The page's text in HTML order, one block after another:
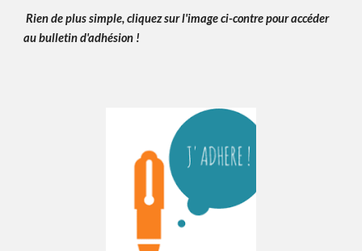
Rien de plus simple, cliquez sur l'image ci-contre pour accéder
au bulletin d'adhésion !